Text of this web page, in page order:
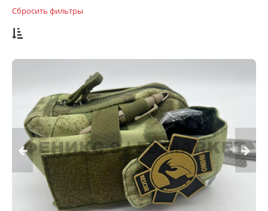
Сбросить фильтры